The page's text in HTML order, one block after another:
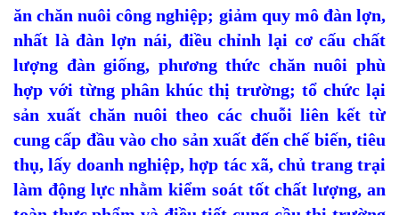
ăn chăn nuôi công nghiệp; giảm quy mô đàn lợn,
nhất là đàn lợn nái, điều chỉnh lại cơ cấu chất
lượng đàn giống, phương thức chăn nuôi phù
hợp với từng phân khúc thị trường; tổ chức lại
sản xuất chăn nuôi theo các chuỗi liên kết từ
cung cấp đầu vào cho sản xuất đến chế biến, tiêu
thụ, lấy doanh nghiệp, hợp tác xã, chủ trang trại
làm động lực nhằm kiểm soát tốt chất lượng, an